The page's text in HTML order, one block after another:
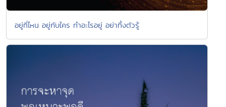
อยู่ที่ไหน อยู่กับใคร ทำอะไรอยู่ อย่าทิ้งตัวรู้